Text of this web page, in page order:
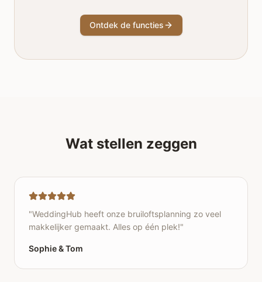
Ontdek de functies
Wat stellen zeggen
"WeddingHub heeft onze bruiloftsplanning zo veel
makkelijker gemaakt. Alles op één plek!"
Sophie & Tom